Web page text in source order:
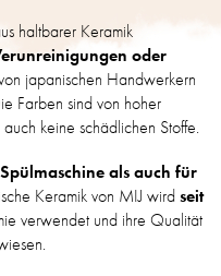
haltbarer Keramik
oder
japanischen Handwerkern
Farben sind von hoher
keine schädlichen Stoffe.
Spülmaschine als auch für
Keramik von MIJ wirdseit
verwendet und ihre Qualität